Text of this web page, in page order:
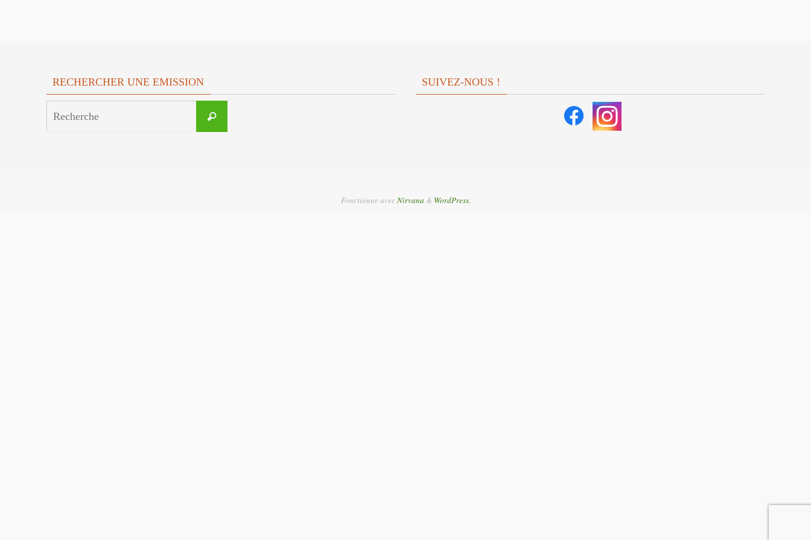
RECHERCHER UNE EMISSION
Recherche
SUIVEZ-NOUS !
Fonctionne avec Nirvana & WordPress.